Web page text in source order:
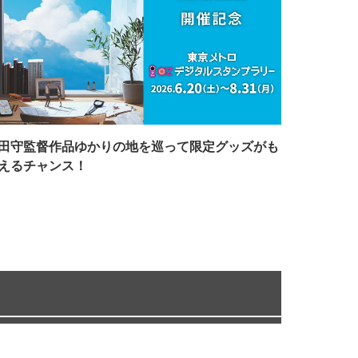
守監督作品ゆかりの地を巡って限定グッズがも
るチャンス！